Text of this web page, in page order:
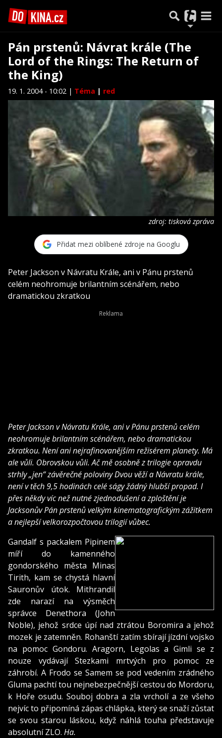
Pán prstenů: Návrat krále (The
Lord of the Rings: The Return of
the King)
19. 1. 2004 - 10:02 | Téma | red
zdroj: tisková zpráva
Přidat mezi oblíbené zdroje na Googlu
Peter Jackson v Návratu Krále, ani v Pánu prstenů
celém neohromuje brilantním scénářem, nebo
dramatickou zkratkou
Peter Jackson v Návratu Krále, ani v Pánu prstenů celém
neohromuje brilantním scénářem, nebo dramatickou
zkratkou. Není ani nejrafinovanějším režisérem planety. Má
ale vůli. Obrovskou vůli. Ač mě osobně z trilogie opravdu
strhly „jen“ závěrečné poloviny Dvou věží a Návratu krále,
není v těch 9,5 hodinách celé ságy žádný hlubší propad. I
přes někdy víc než nutné zjednodušení a zploštění je
Jacksonův Pán prstenů velkým kinematografickým zážitkem
a nejlepší velkorozpočtovou trilogií vůbec.
Gandalf s packalem Pipinem
míří do kamenného
gondorského města Minas
Tirith, kam se chystá hlavní
Sauronův útok. Mithrandil
zde narazí na výsměch
správce Denethora (John
Noble), jehož srdce úpí nad ztrátou Boromira a jehož
mozek je zatemněn. Rohanští zatím sbírají jízdní vojsko
na pomoc Gondoru. Aragorn, Legolas a Gimli se z
nouze vydávají Stezkami mrtvých pro pomoc ze
záhrobí. A Frodo se Samem se pod vedením zrádného
Gluma pachtí tou nejnebezpečnější cestou do Mordoru,
k Hoře osudu. Souboj dobra a zla vrcholí a ze všeho
nejvíc to připomíná zápas chlápka, který se snaží zůstat
se svou starou láskou, když náhlá touha představuje
absolutní ZLO. Ha.